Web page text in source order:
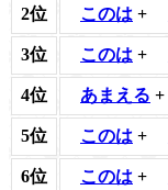
2位 このは +
3位 このは +
4位 あまえる +
5位 このは +
6位 このは +